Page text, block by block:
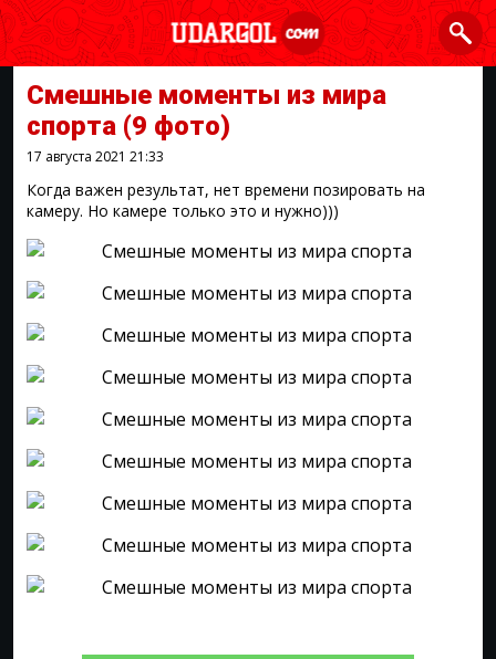
Смешные моменты из мира
спорта (9 фото)
17 августа 2021 21:33
Когда важен результат, нет времени позировать на
камеру. Но камере только это и нужно)))